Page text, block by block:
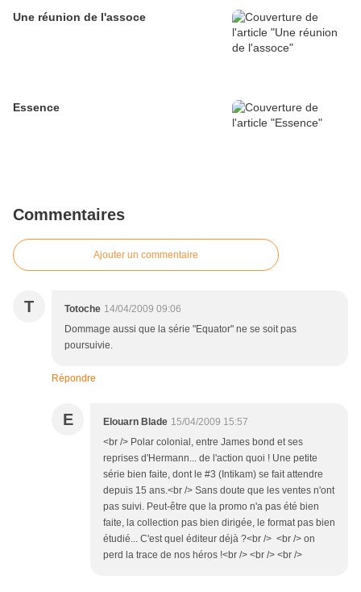
Une réunion de l'assoce
Essence
Commentaires
Ajouter un commentaire
T Totoche 14/04/2009 09:06
Dommage aussi que la série "Equator" ne se soit pas
poursuivie.
Répondre
E Elouarn Blade 15/04/2009 15:57
<br /> Polar colonial, entre James bond et ses
reprises d'Hermann... de l'action quoi ! Une petite
série bien faite, dont le #3 (Intikam) se fait attendre
depuis 15 ans.<br /> Sans doute que les ventes n'ont
pas suivi. Peut-être que la promo n'a pas été bien
faite, la collection pas bien dirigée, le format pas bien
étudié... C'est quel éditeur déjà ?<br /> <br /> on
perd la trace de nos héros !<br /> <br /> <br />